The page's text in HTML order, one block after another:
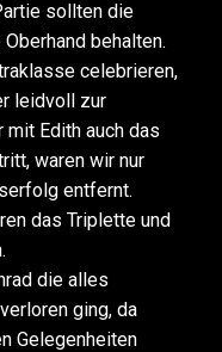
sollten die
behalten.
celebrieren,
leidvoll zur
mit Edith auch das
waren wir nur
entfernt.
das Triplette und
die alles
ging, da
Gelegenheiten